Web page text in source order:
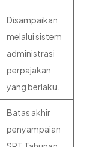
Disampaikan
melalui sistem
administrasi
perpajakan
yang berlaku.
Batas akhir
penyampaian